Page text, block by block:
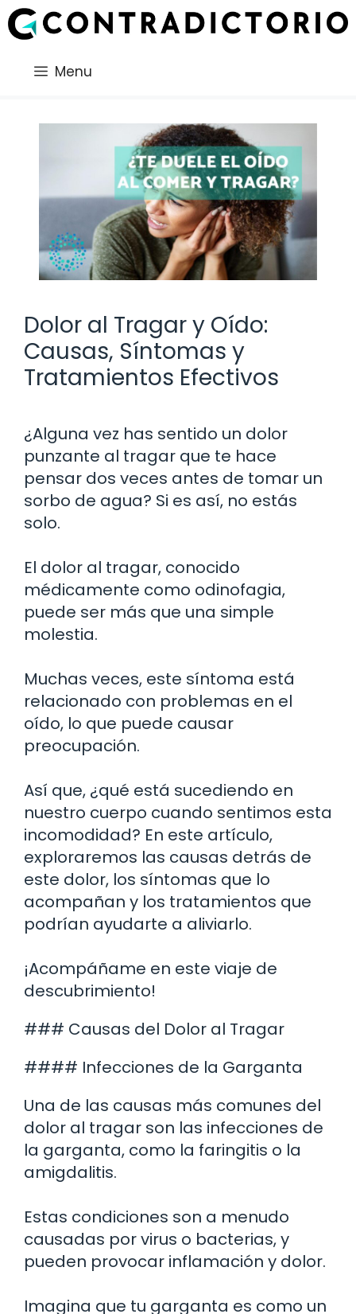
Saltar
al
Menu
Dolor al Tragar y Oído:
Causas, Síntomas y
Tratamientos Efectivos
¿Alguna vez has sentido un dolor
punzante al tragar que te hace
pensar dos veces antes de tomar un
sorbo de agua? Si es así, no estás
solo.
El dolor al tragar, conocido
médicamente como odinofagia,
puede ser más que una simple
molestia.
Muchas veces, este síntoma está
relacionado con problemas en el
oído, lo que puede causar
preocupación.
Así que, ¿qué está sucediendo en
nuestro cuerpo cuando sentimos esta
incomodidad? En este artículo,
exploraremos las causas detrás de
este dolor, los síntomas que lo
acompañan y los tratamientos que
podrían ayudarte a aliviarlo.
¡Acompáñame en este viaje de
descubrimiento!
### Causas del Dolor al Tragar
#### Infecciones de la Garganta
Una de las causas más comunes del
dolor al tragar son las infecciones de
la garganta, como la faringitis o la
amigdalitis.
Estas condiciones son a menudo
causadas por virus o bacterias, y
pueden provocar inflamación y dolor.
Imagina que tu garganta es como un